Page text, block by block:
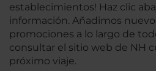
establecimientos! Haz clic
información. Añadimos
promociones a lo largo de
consultar el sitio web de NH
próximo viaje.